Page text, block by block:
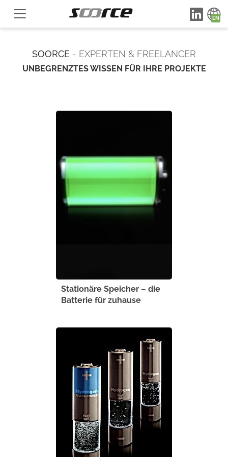
SOORCE - EXPERTEN & FREELANCER
UNBEGRENZTES WISSEN FÜR IHRE PROJEKTE
Stationäre Speicher – die
Batterie für zuhause